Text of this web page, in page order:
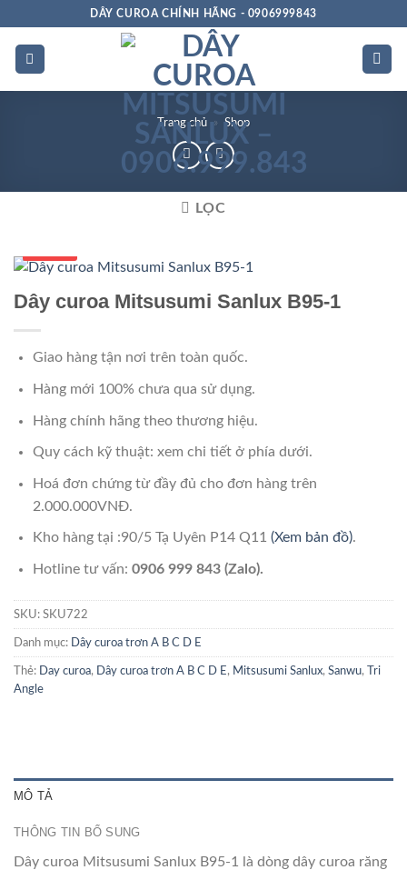
dung
DÂY CUROA CHÍNH HÃNG - 0906999843
Trang chủ » Shop
LỌC
Dây curoa Mitsusumi Sanlux B95-1
Giao hàng tận nơi trên toàn quốc.
Hàng mới 100% chưa qua sử dụng.
Hàng chính hãng theo thương hiệu.
Quy cách kỹ thuật: xem chi tiết ở phía dưới.
Hoá đơn chứng từ đầy đủ cho đơn hàng trên
2.000.000VNĐ.
Kho hàng tại :90/5 Tạ Uyên P14 Q11 (Xem bản đồ).
Hotline tư vấn: 0906 999 843 (Zalo).
SKU: SKU722
Danh mục: Dây curoa trơn A B C D E
Thẻ: Day curoa, Dây curoa trơn A B C D E , Mitsusumi Sanlux, Sanwu,
Tri
Angle
MÔ TẢ
THÔNG TIN BỔ SUNG
Dây curoa Mitsusumi Sanlux B95-1 là dòng dây curoa răng